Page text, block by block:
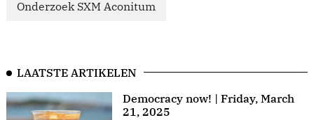
Onderzoek SXM Aconitum
LAATSTE ARTIKELEN
Democracy now! | Friday, March
21, 2025